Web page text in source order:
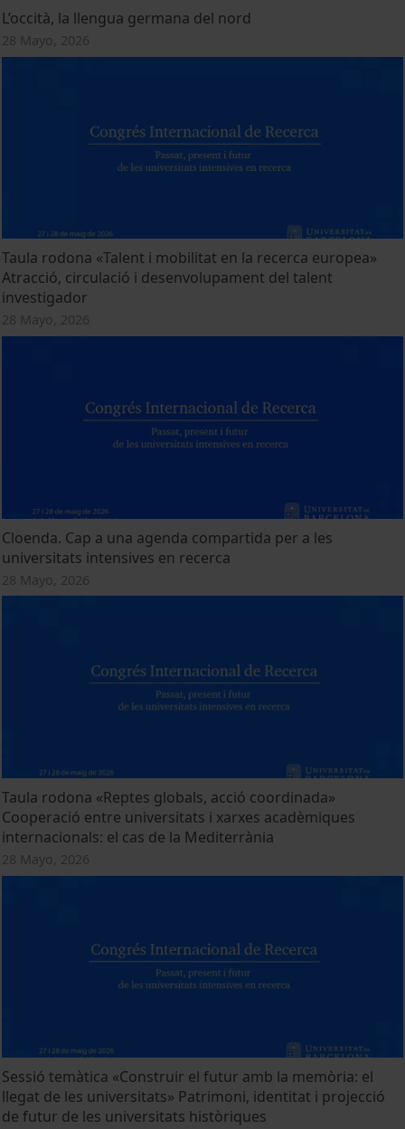
L’occità, la llengua germana del nord
28 Mayo, 2026
Taula rodona «Talent i mobilitat en la recerca europea»
Atracció, circulació i desenvolupament del talent
investigador
28 Mayo, 2026
Cloenda. Cap a una agenda compartida per a les
universitats intensives en recerca
28 Mayo, 2026
Taula rodona «Reptes globals, acció coordinada»
Cooperació entre universitats i xarxes acadèmiques
internacionals: el cas de la Mediterrània
28 Mayo, 2026
Sessió temàtica «Construir el futur amb la memòria: el
llegat de les universitats» Patrimoni, identitat i projecció
de futur de les universitats històriques